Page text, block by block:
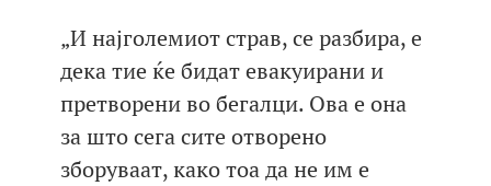
„И најголемиот страв, се разбира, е
дека тие ќе бидат евакуирани и
претворени во бегалци. Ова е она
за што сега сите отворено
зборуваат, како тоа да не им е